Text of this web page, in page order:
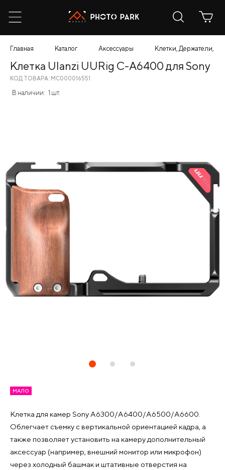
Главная Каталог Аксессуары Клетки, Держатели,
МАЛО
Клетка для камер Sony A6300/A6400/A6500/A6600.
Облегчает съемку с вертикальной ориентацией кадра, а
также позволяет установить на камеру дополнительный
аксессуар (например, внешний монитор или микрофон)
через холодный башмак и штативные отверстия на
Клетка Ulanzi UURig C-A6400 для Sony
КОД ТОВАРА: МС000016551
В наличии: 1 шт.